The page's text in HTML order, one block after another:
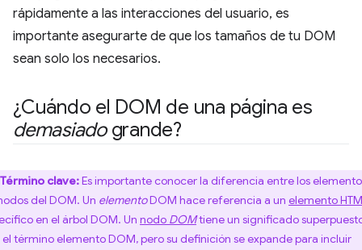
rápidamente a las interacciones del usuario, es
importante asegurarte de que los tamaños de tu DOM
sean solo los necesarios.
¿Cuándo el DOM de una página es
demasiadogrande?
Término clave:Es importante conocer la diferencia entre los
del DOM. Un elementoDOM hace referencia a un elemento
en el árbol DOM. Un nodo DOMtiene un significado
término elemento DOM, pero su definición se expande para incluir